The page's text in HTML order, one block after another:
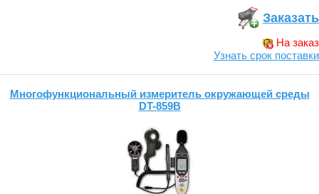
Заказать
На заказ
Узнать срок поставки
Многофункциональный измеритель окружающей среды
DT-859B